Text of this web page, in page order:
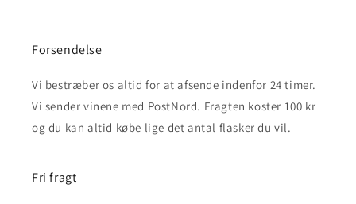
Forsendelse
Vi bestræber os altid for at afsende indenfor 24 timer.
Vi sender vinene med PostNord. Fragten koster 100 kr
og du kan altid købe lige det antal flasker du vil.
Fri fragt